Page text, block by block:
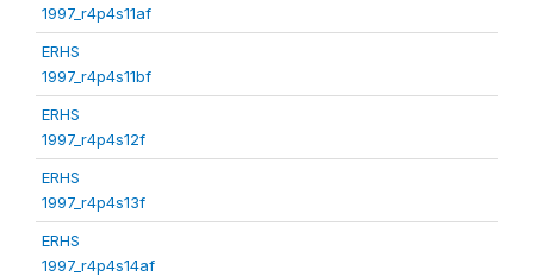
1997_r4p4s11af
ERHS
1997_r4p4s11bf
ERHS
1997_r4p4s12f
ERHS
1997_r4p4s13f
ERHS
1997_r4p4s14af